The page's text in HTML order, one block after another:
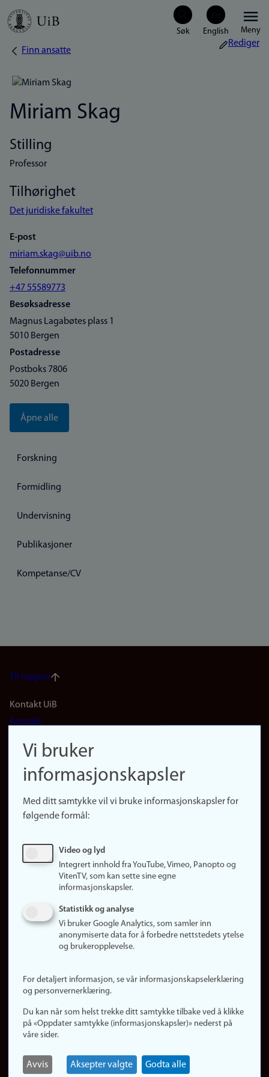
Hopp
Meny
Navigasjonssti
Finn ansatte
Rediger
Miriam Skag
Stilling
Professor
Tilhørighet
Det juridiske fakultet
E-post
miriam.skag@uib.no
Telefonnummer
+47 55589773
Besøksadresse
Magnus Lagabøtes plass 1
5010 Bergen
Postadresse
Postboks 7806
5020 Bergen
Åpne alle
Forskning
Formidling
Undervisning
Publikasjoner
Kompetanse/CV
Til toppen
Footer
(no)
Kontakt UiB
Kontakt
Finn forsker
Presse
Finn studier
Ledige stillinger
Om nettstedet
Informasjonskapsler
Personvern
Logg inn
Rediger din ansattside
Vi bruker
informasjonskapsler
Med ditt samtykke vil vi bruke informasjonskapsler for
følgende formål:
Video og lyd
Integrert innhold fra YouTube, Vimeo, Panopto og
VitenTV, som kan sette sine egne
informasjonskapsler.
Statistikk og analyse
Vi bruker Google Analytics, som samler inn
anonymiserte data for å forbedre nettstedets ytelse
og brukeropplevelse.
For detaljert informasjon, se vår informasjonskapselerklæring
og personvernerklæring.
Du kan når som helst trekke ditt samtykke tilbake ved å klikke
på «Oppdater samtykke (informasjonskapsler)» nederst på
våre sider.
Avvis Aksepter valgte Godta alle